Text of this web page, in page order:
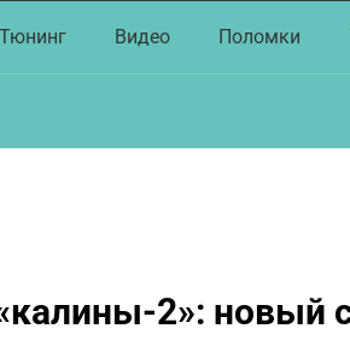
Тюнинг Видео Поломки
2»: новый